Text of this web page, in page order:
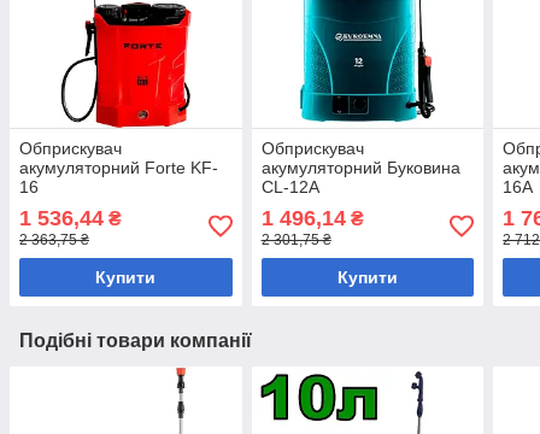
Обприскувач
акумуляторний Forte KF-
16
1 536,44 ₴
2 363,75 ₴
Купити
Обприскувач
акумуляторний Буковина
CL-12A
1 496,14₴
2 301,75 ₴
Купити
16A
1
2
Подібні товари компанії